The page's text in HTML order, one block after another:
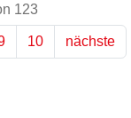
123
10 nächste